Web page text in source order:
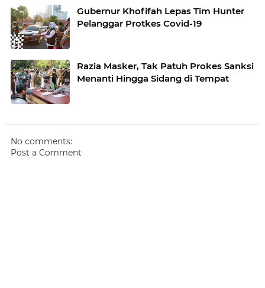
Gubernur Khofifah Lepas Tim Hunter
Pelanggar Protkes Covid-19
Razia Masker, Tak Patuh Prokes Sanksi
Menanti Hingga Sidang di Tempat
No comments:
Post a Comment